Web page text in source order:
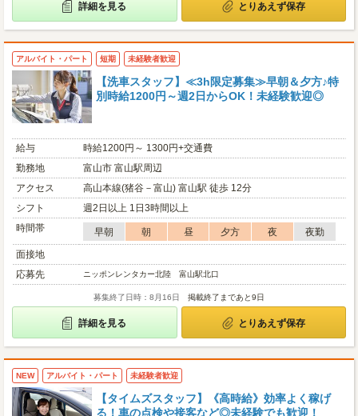
詳細を見る とりあえず保存
アルバイト・パート 短期 未経験者歓迎
【洗車スタッフ】≪3h限定募集≫早朝＆夕方♪特
別時給1200円～週2日からOK！未経験歓迎◎
給与
時給1200円～ 1300円+交通費
勤務地
富山市 富山駅周辺
アクセス
高山本線(猪谷－富山) 富山駅 徒歩 12分
シフト
週2日以上 1日3時間以上
時間帯
早朝 朝 昼 夕方 夜
夜勤
面接地
応募先
ニッポンレンタカー北陸 富山駅北口
募集終了日時：8月16日 掲載終了まであと9日
詳細を見る とりあえず保存
NEW アルバイト・パート 未経験者歓迎
【タイムズスタッフ】《高時給》効率よく稼げ
る！車の点検や接客など◎未経験でも歓迎！